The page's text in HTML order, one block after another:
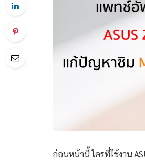
ก่อนหน้านี้ ใครที่ใช้งาน